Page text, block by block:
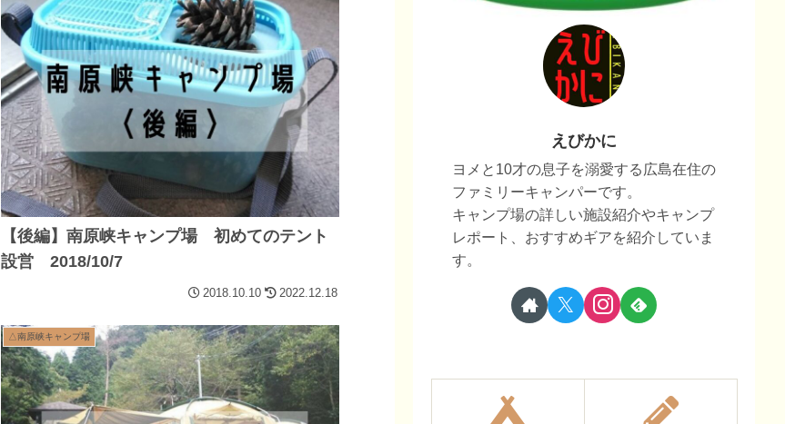
【後編】南原峡キャンプ場 初めてのテント
設営 2018/10/7
2018.10.10 2022.12.18
△南原峡キャンプ場
えびかに
ヨメと10才の息子を溺愛する広島在住の
ファミリーキャンパーです。
キャンプ場の詳しい施設紹介やキャンプ
レポート、おすすめギアを紹介していま
す。